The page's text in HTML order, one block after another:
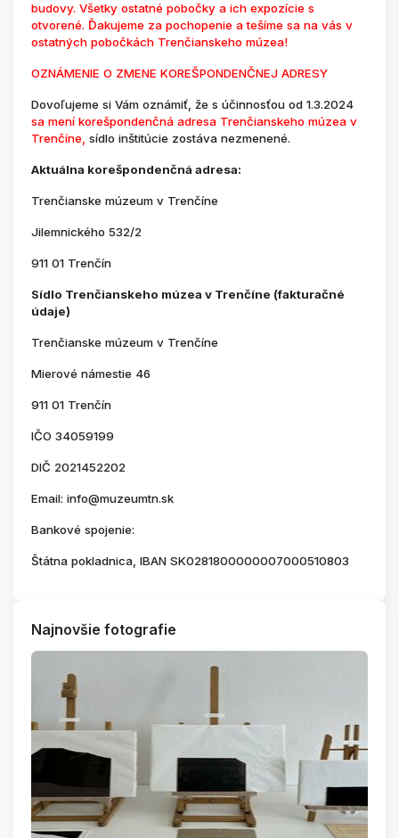
budovy. Všetky ostatné pobočky a ich expozície s
otvorené. Ďakujeme za pochopenie a tešíme sa na vás v
ostatných pobočkách Trenčianskeho múzea!
OZNÁMENIE O ZMENE KOREŠPONDENČNEJ ADRESY
Dovoľujeme si Vám oznámiť, že s účinnosťou od 1.3.2024
sa mení korešpondenčná adresa Trenčianskeho múzea v
Trenčíne, sídlo inštitúcie zostáva nezmenené.
Aktuálna korešpondenčná adresa:
Trenčianske múzeum v Trenčíne
Jilemnického 532/2
911 01 Trenčín
Sídlo Trenčianskeho múzea v Trenčíne (fakturačné
údaje)
Trenčianske múzeum v Trenčíne
Mierové námestie 46
911 01 Trenčín
IČO 34059199
DIČ 2021452202
Email: info@muzeumtn.sk
Bankové spojenie:
Štátna pokladnica, IBAN SK0281800000007000510803
Najnovšie fotografie